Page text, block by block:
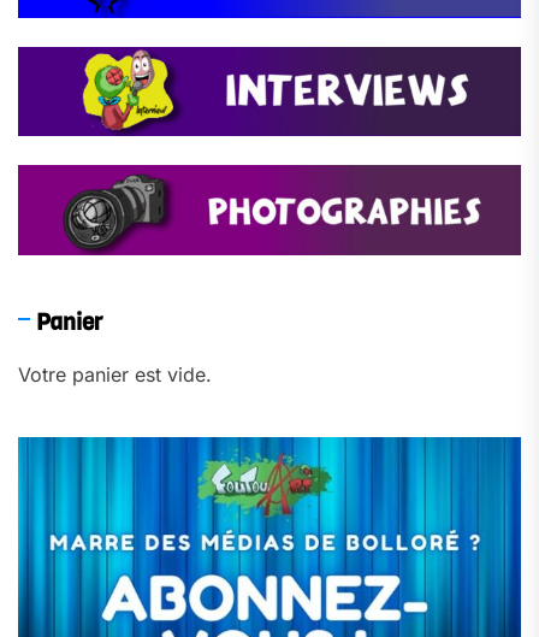
Panier
Votre panier est vide.